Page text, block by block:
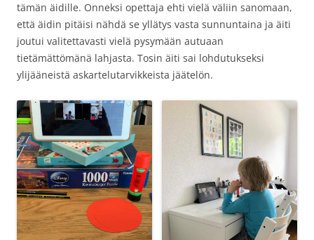
tämän äidille. Onneksi opettaja ehti vielä väliin sanomaan,
että äidin pitäisi nähdä se yllätys vasta sunnuntaina ja äiti
joutui valitettavasti vielä pysymään autuaan
tietämättömänä lahjasta. Tosin äiti sai lohdutukseksi
ylijääneistä askartelutarvikkeista jäätelön.